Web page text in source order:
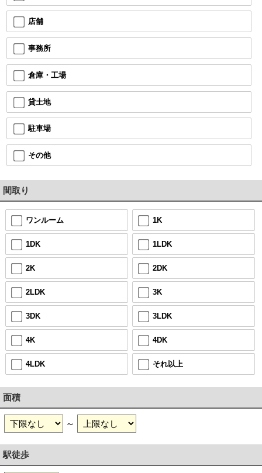
店舗
事務所
倉庫・工場
貸土地
駐車場
その他
間取り
ワンルーム 1K
1DK 1LDK
2K 2DK
2LDK 3K
3DK 3LDK
4K 4DK
4LDK それ以上
面積
～
駅徒歩